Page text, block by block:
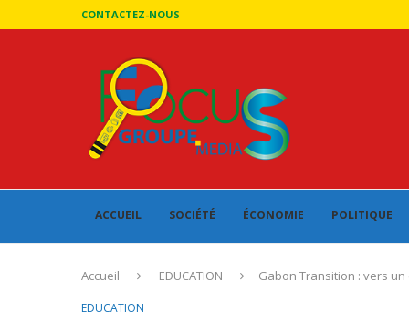
CONTACTEZ-NOUS
ACCUEIL SOCIÉTÉ ÉCONOMIE POLITIQUE
Accueil EDUCATION Gabon Transition : vers
EDUCATION